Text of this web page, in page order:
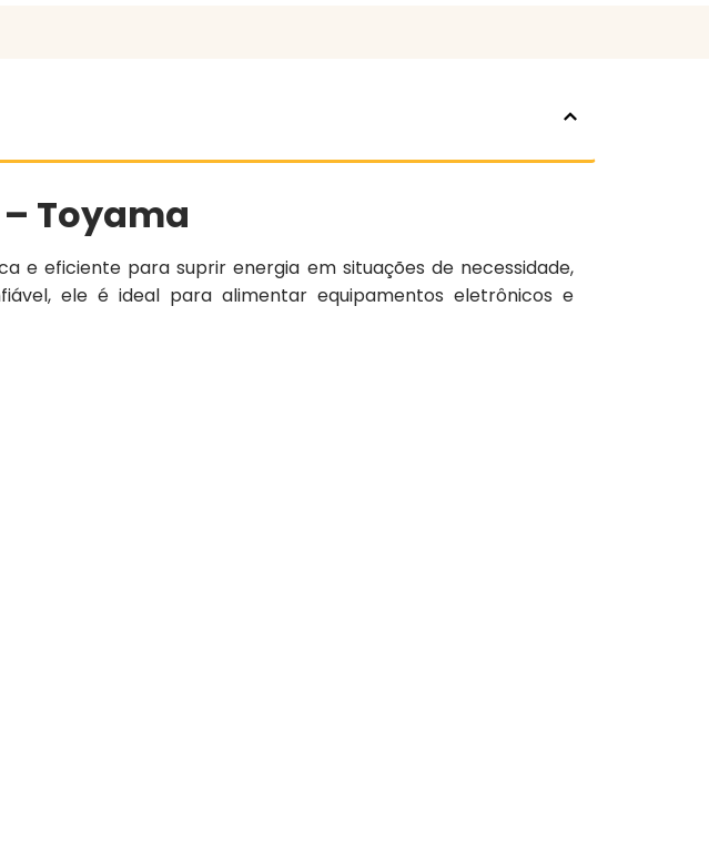
Toyama
e eficiente para suprir energia em situações de necessidade,
ele é ideal para alimentar equipamentos eletrônicos e